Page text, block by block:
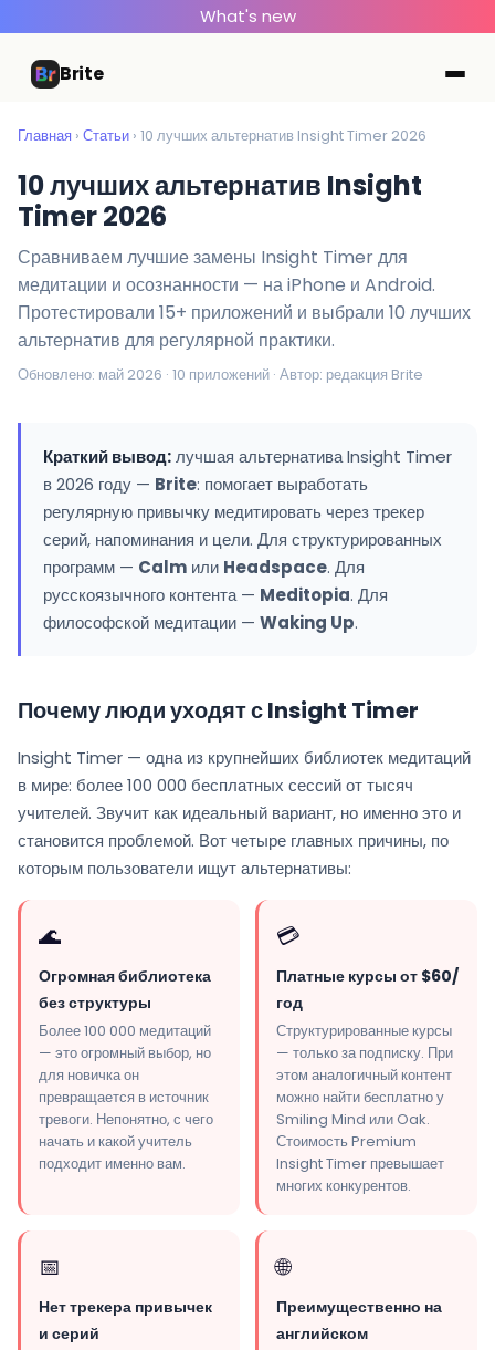
What's new
Brite
Главная › Статьи › 10 лучших альтернатив Insight Timer 2026
10 лучших альтернатив Insight
Timer 2026
Сравниваем лучшие замены Insight Timer для
медитации и осознанности — на iPhone и Android.
Протестировали 15+ приложений и выбрали 10 лучших
альтернатив для регулярной практики.
Обновлено: май 2026 · 10 приложений · Автор: редакция Brite
Краткий вывод:лучшая альтернатива Insight Timer
в 2026 году — Brite: помогает выработать
регулярную привычку медитировать через трекер
серий, напоминания и цели. Для структурированных
программ — Calm или Headspace. Для
русскоязычного контента — Meditopia. Для
философской медитации — Waking Up.
Почему люди уходят с Insight Timer
Insight Timer — одна из крупнейших библиотек медитаций
в мире: более 100 000 бесплатных сессий от тысяч
учителей. Звучит как идеальный вариант, но именно это и
становится проблемой. Вот четыре главных причины, по
которым пользователи ищут альтернативы:
🌊
Огромная библиотека
без структуры
Более 100 000 медитаций
— это огромный выбор, но
для новичка он
превращается в источник
тревоги. Непонятно, с чего
начать и какой учитель
подходит именно вам.
💳
Платные курсы от $60/
год
Структурированные курсы
— только за подписку. При
этом аналогичный контент
можно найти бесплатно у
Smiling Mind или Oak.
Стоимость Premium
Insight Timer превышает
многих конкурентов.
📅
Нет трекера привычек
и серий
🌐
Преимущественно на
английском